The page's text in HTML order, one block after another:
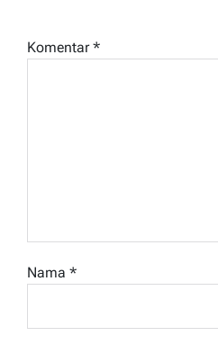
Komentar*
Nama *